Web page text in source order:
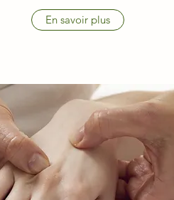
En savoir plus